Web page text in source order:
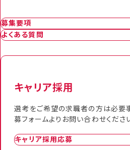
募集要項
よくある質問
キャリア採用
選考をご希望の求職者の方は必要
募フォームよりお問い合わせくださ
キャリア採用応募